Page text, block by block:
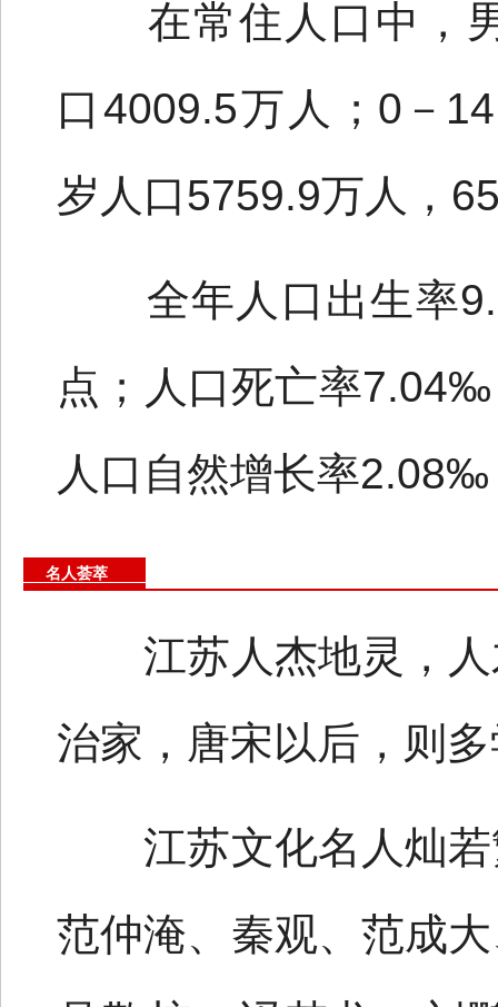
在常住人口中，男
口4009.5万人；0－
岁人口5759.9万人，
全年人口出生率
点；人口死亡率
人口自然增长率
名人荟萃
江苏人杰地灵，人
治家，唐宋以后，则
江苏文化名人灿若
范仲淹、秦观、范成